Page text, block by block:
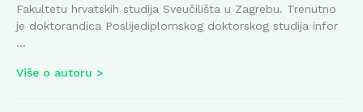
Fakultetu hrvatskih studija Sveučilišta u Zagrebu. Trenutno
je doktorandica Poslijediplomskog doktorskog studija infor
...
Više o autoru